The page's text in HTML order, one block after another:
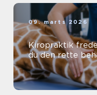
09. marts 2026
Kiropraktik
du den rette